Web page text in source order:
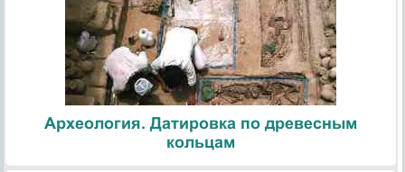
Археология. Датировка по древесным
кольцам